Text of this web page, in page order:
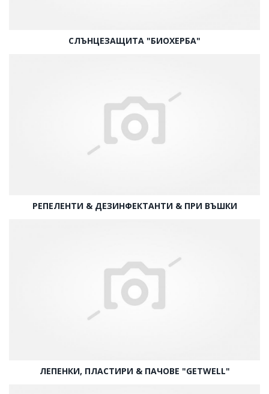
СЛЪНЦЕЗАЩИТА "БИОХЕРБА"
РЕПЕЛЕНТИ & ДЕЗИНФЕКТАНТИ & ПРИ ВЪШКИ
ЛЕПЕНКИ, ПЛАСТИРИ & ПАЧОВЕ "GETWELL"